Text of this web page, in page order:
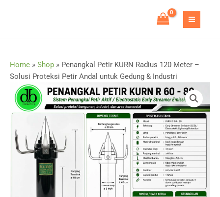
MAIN
Home » Shop » Penangkal Petir KURN Radius 120 Meter –
Solusi Proteksi Petir Andal untuk Gedung & Industri